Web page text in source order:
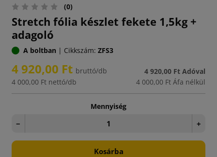
(0)
Stretch fólia készlet fekete 1,5kg +
adagoló
A boltban | Cikkszám: ZFS3
4 920,00 Ft bruttó/db
4 000,00 Ft nettó/db
4 920,00 Ft Adóval
4 000,00 Ft Áfa nélkül
Mennyiség
− +
Kosárba